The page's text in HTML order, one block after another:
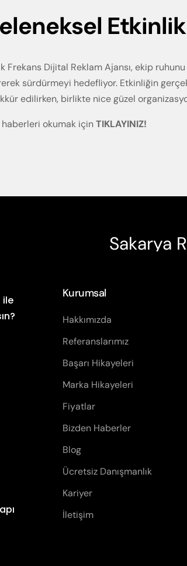
Frekans Dijital Reklam Ajansı, ekip
sürdürmeyi hedefliyor. Etkinliğin
edilirken, birlikte nice güzel
haberleri okumak içinTIKLAYINIZ!
Sakarya
ile
Kurumsal
Hakkımızda
Referanslarımız
Başarı Hikayeleri
Marka Hikayeleri
Fiyatlar
Bizden Haberler
Blog
Ücretsiz Danışmanlık
Kariyer
İletişim